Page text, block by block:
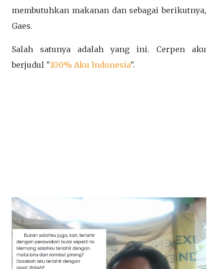
membutuhkan makanan dan sebagai berikutnya,
Gaes.
Salah satunya adalah yang ini. Cerpen aku
berjudul "100% Aku Indonesia".